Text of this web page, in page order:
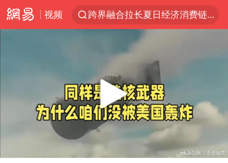
视频
跨界融合拉长夏日经济消费链条
白海豚5次眼壁置换
王艺迪无缘横滨赛决赛
武契奇会见泽连斯基有何意图
“伊斯兰版北约”出现
Play